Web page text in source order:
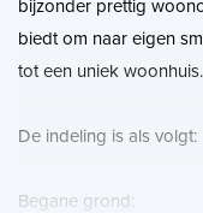
bijzonder prettig
biedt om naar eigen
tot een uniek woonhuis.
De indeling is als volgt:
Begane grond: